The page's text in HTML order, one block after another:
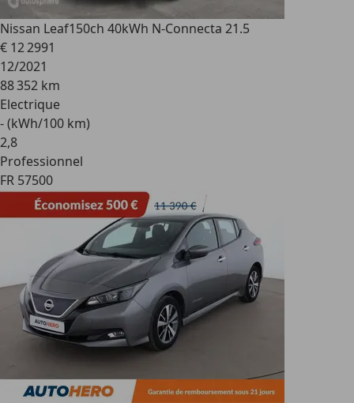
Nissan Leaf150ch 40kWh N-Connecta 21.5
€ 12 2991
12/2021
88 352 km
Electrique
- (kWh/100 km)
2,8
Professionnel
FR 57500